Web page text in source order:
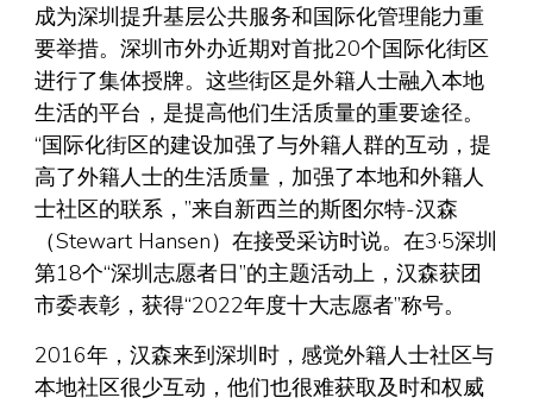
成为深圳提升基层公共服务和国际化管理能力重
要举措。深圳市外办近期对首批20个国际化街区
进行了集体授牌。这些街区是外籍人士融入本地
生活的平台，是提高他们生活质量的重要途径。
“国际化街区的建设加强了与外籍人群的互动，提
高了外籍人士的生活质量，加强了本地和外籍人
士社区的联系，”来自新西兰的斯图尔特-汉森
（Stewart Hansen）在接受采访时说。在3·5深圳
第18个“深圳志愿者日”的主题活动上，汉森获团
市委表彰，获得“2022年度十大志愿者”称号。
2016年，汉森来到深圳时，感觉外籍人士社区与
本地社区很少互动，他们也很难获取及时和权威